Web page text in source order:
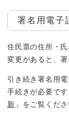
署名用電子
住民票の住所・
変更があると、
引き続き署名用
手続きが必要で
新 」をご覧くださ